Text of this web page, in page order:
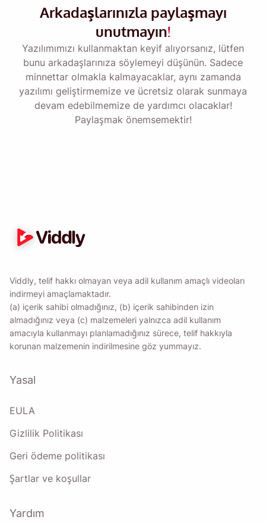
Arkadaşlarınızla paylaşmayı
unutmayın!
Yazılımımızı kullanmaktan keyif alıyorsanız, lütfen
bunu arkadaşlarınıza söylemeyi düşünün. Sadece
minnettar olmakla kalmayacaklar, aynı zamanda
yazılımı geliştirmemize ve ücretsiz olarak sunmaya
devam edebilmemize de yardımcı olacaklar!
Paylaşmak önemsemektir!
Viddly, telif hakkı olmayan veya adil kullanım amaçlı videoları
indirmeyi amaçlamaktadır.
(a) içerik sahibi olmadığınız, (b) içerik sahibinden izin
almadığınız veya (c) malzemeleri yalnızca adil kullanım
amacıyla kullanmayı planlamadığınız sürece, telif hakkıyla
korunan malzemenin indirilmesine göz yummayız.
Yasal
EULA
Gizlilik Politikası
Geri ödeme politikası
Şartlar ve koşullar
Yardım
döndüğünüzde kendinize Viddly'yi indirmeniz
için bir hatırlatıcı gönderin.
Name